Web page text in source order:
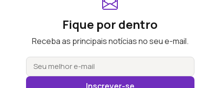
Fique por dentro
Receba as principais notícias no seu e-mail.